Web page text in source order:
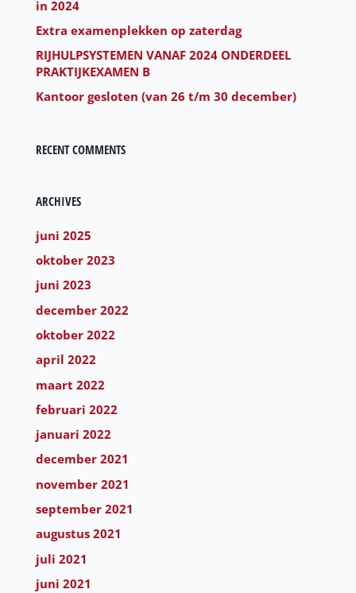
in 2024
Extra examenplekken op zaterdag
RIJHULPSYSTEMEN VANAF 2024 ONDERDEEL
PRAKTIJKEXAMEN B
Kantoor gesloten (van 26 t/m 30 december)
RECENT COMMENTS
ARCHIVES
juni 2025
oktober 2023
juni 2023
december 2022
oktober 2022
april 2022
maart 2022
februari 2022
januari 2022
december 2021
november 2021
september 2021
augustus 2021
juli 2021
juni 2021